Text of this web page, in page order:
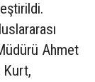
Ahmet
Kurt,